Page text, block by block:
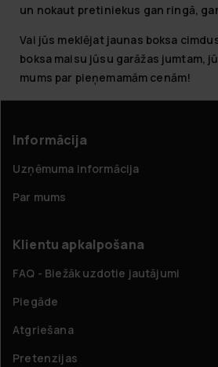
un nokaut pretiniekus gan ringā,
Vai jūs meklējat jaunas boksa
boksa maisu jūsu garāžas jumtam,
mums par pieņemamām cenām!
Informācija
Uzņēmuma informācija
Par mums
Klientu apkalpošana
FAQ - Biežāk uzdotie jautājumi
Piegāde
Atgriešana
Pretenzijas